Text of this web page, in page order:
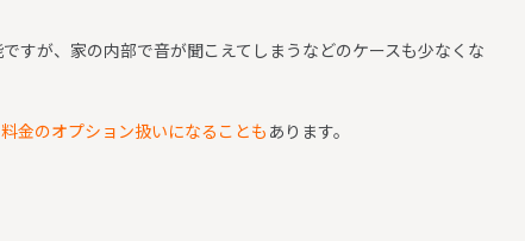
すが、家の内部で音が聞こえてしまうなどのケースも少なくな
金のオプション扱いになることも あります。